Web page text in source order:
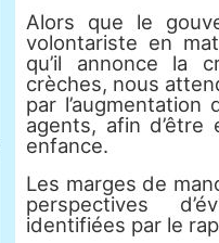
Alors que le
volontariste en
qu’il annonce la
crèches, nous
par
agents, afin
enfance.
Les marges de
perspectives
identifiées par le